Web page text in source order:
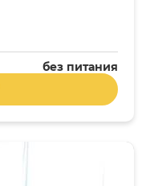
без питания